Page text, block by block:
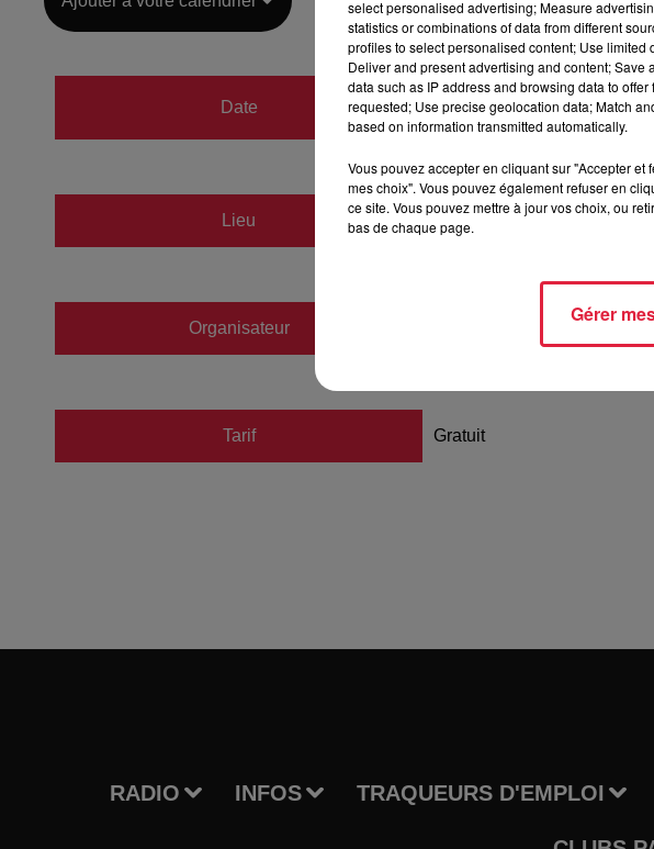
Date
du22 avril 2020 à 0h00
au22 avril 2020 à 0h00
Lieu La Cité du Train -
Organisateur
Tarif Gratuit
RADIO INFOS TRAQUEURS D'EMPLOI
select personalised advertising; Measure
statistics or combinations of data from different
profiles to select personalised content; Use limited
Deliver and present advertising and content;
data such as IP address and browsing data to
requested; Use precise geolocation data; Match
based on information transmitted automatically.
Vous pouvez accepter en cliquant sur "Accepter
mes choix". Vous pouvez également refuser en
ce site. Vous pouvez mettre à jour vos choix, ou
bas de chaque page.
Gérer